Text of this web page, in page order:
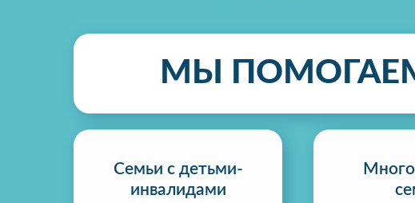
Семьи с детьми-
инвалидами
МЫ